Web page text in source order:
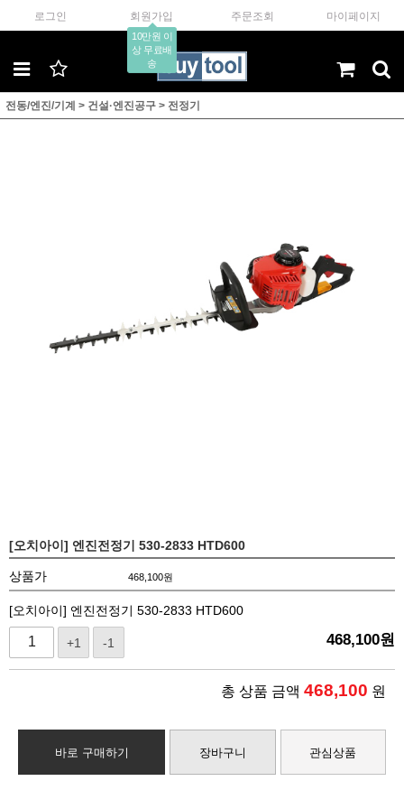
로그인 회원가입
10만원 이
상 무료배
송
주문조회 마이페이지
전동/엔진/기계 > 건설·엔진공구 > 전정기
[오치아이] 엔진전정기 530-2833 HTD600
상품가 468,100원
[오치아이] 엔진전정기 530-2833 HTD600
+1 -1 468,100원
총 상품 금액 468,100 원
바로 구매하기 장바구니 관심상품